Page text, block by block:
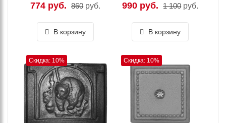
774 руб. 860 руб.
В корзину
990 руб. 1 100 руб.
В корзину
Скидка: 10% Скидка: 10%